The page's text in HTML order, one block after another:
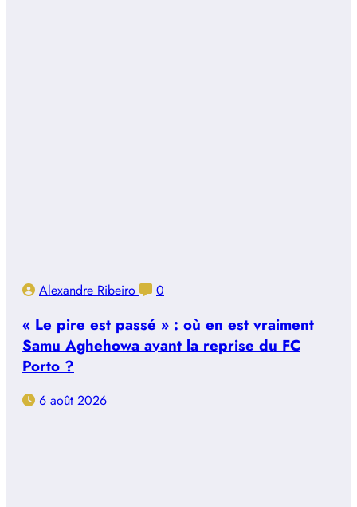
Alexandre Ribeiro 0
« Le pire est passé » : où en est vraiment
Samu Aghehowa avant la reprise du FC
Porto ?
6 août 2026